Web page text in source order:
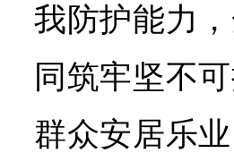
我防护能力
同筑牢坚不
群众安居乐